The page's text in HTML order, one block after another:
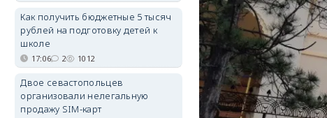
Как получить бюджетные 5 тысяч
рублей на подготовку детей к
школе
17:06 2 1012
Двое севастопольцев
организовали нелегальную
продажу SIM-карт